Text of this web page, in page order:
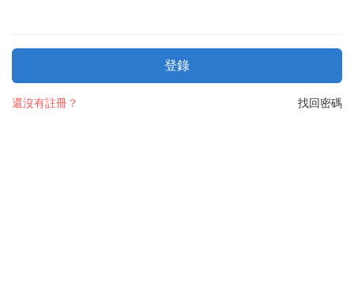
登錄
找回密碼
還沒有註冊？